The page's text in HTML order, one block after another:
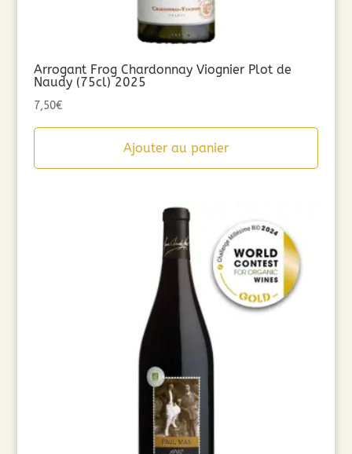
Arrogant Frog Chardonnay Viognier Plot de
Naudy (75cl) 2025
7,50€
Ajouter au panier